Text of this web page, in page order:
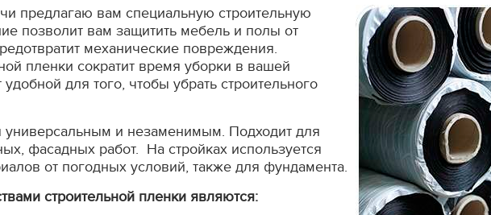
предлагаю вам специальную строительную
позволит вам защитить мебель и полы от
механические повреждения.
пленки сократит время уборки в вашей
для того, чтобы убрать строительного
универсальным и незаменимым. Подходит для
фасадных работ. На стройках используется
от погодных условий, также для фундамента.
строительной пленки являются: